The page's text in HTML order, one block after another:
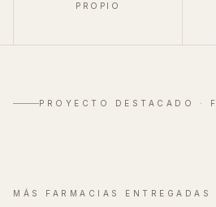
PROPIO
PROYECTO DESTACADO ·
Velázquez
MÁS FARMACIAS ENTREGADAS